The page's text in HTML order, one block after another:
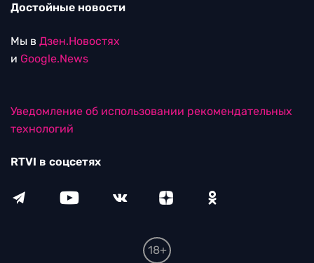
Достойные новости
Мы в Дзен.Новостях
и Google.News
Уведомление об использовании рекомендательных
технологий
RTVI в соцсетях
18+